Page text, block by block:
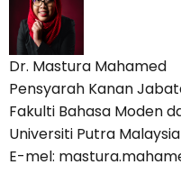
Dr. Mastura Mahamed
Pensyarah Kanan
Fakulti Bahasa Moden
Universiti Putra Malaysia
E-mel: